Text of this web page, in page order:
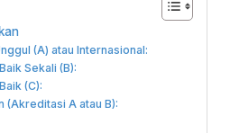
(A) atau Internasional:
Sekali (B):
(C):
(Akreditasi A atau B):